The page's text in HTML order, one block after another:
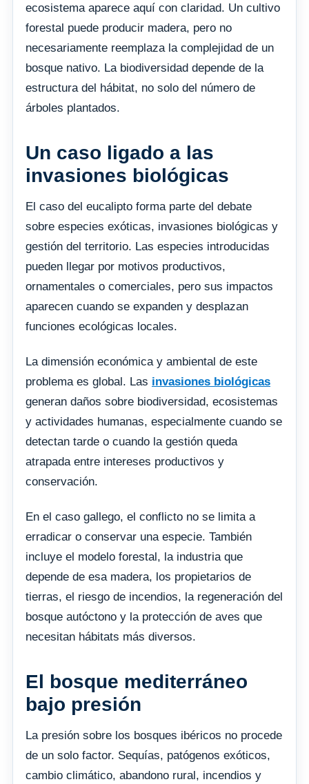
ecosistema aparece aquí con claridad. Un cultivo
forestal puede producir madera, pero no
necesariamente reemplaza la complejidad de un
bosque nativo. La biodiversidad depende de la
estructura del hábitat, no solo del número de
árboles plantados.
Un caso ligado a las
invasiones biológicas
El caso del eucalipto forma parte del debate
sobre especies exóticas, invasiones biológicas y
gestión del territorio. Las especies introducidas
pueden llegar por motivos productivos,
ornamentales o comerciales, pero sus impactos
aparecen cuando se expanden y desplazan
funciones ecológicas locales.
La dimensión económica y ambiental de este
problema es global. Las invasiones biológicas
generan daños sobre biodiversidad, ecosistemas
y actividades humanas, especialmente cuando se
detectan tarde o cuando la gestión queda
atrapada entre intereses productivos y
conservación.
En el caso gallego, el conflicto no se limita a
erradicar o conservar una especie. También
incluye el modelo forestal, la industria que
depende de esa madera, los propietarios de
tierras, el riesgo de incendios, la regeneración del
bosque autóctono y la protección de aves que
necesitan hábitats más diversos.
El bosque mediterráneo
bajo presión
La presión sobre los bosques ibéricos no procede
de un solo factor. Sequías, patógenos exóticos,
cambio climático, abandono rural, incendios y